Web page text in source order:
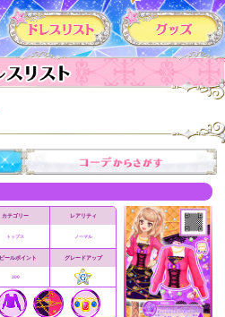
カードリスト
カテゴリー レアリティ
トップス ノーマル
ールポイント グレードアップ
300